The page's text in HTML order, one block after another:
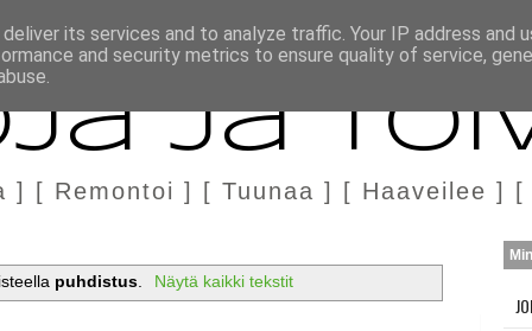
MARKKINOINTI & YHTEISTYÖ
ja
] [ Remontoi ] [ Tuunaa ] [ Haaveilee ] [
puhdistus. Näytä kaikki tekstit
its services and to analyze traffic. Your IP address and
and security metrics to ensure quality of service,